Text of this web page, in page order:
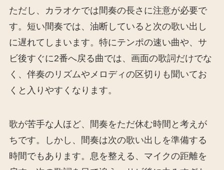
ただし、カラオケでは間奏の長さに注意が必要で
す。短い間奏では、油断していると次の歌い出し
に遅れてしまいます。特にテンポの速い曲や、サ
ビ後すぐに2番へ戻る曲では、画面の歌詞だけでな
く、伴奏のリズムやメロディの区切りも聞いてお
くと入りやすくなります。
歌が苦手な人ほど、間奏をただ休む時間と考えが
ちです。しかし、間奏は次の歌い出しを準備する
時間でもあります。息を整える、マイクの距離を